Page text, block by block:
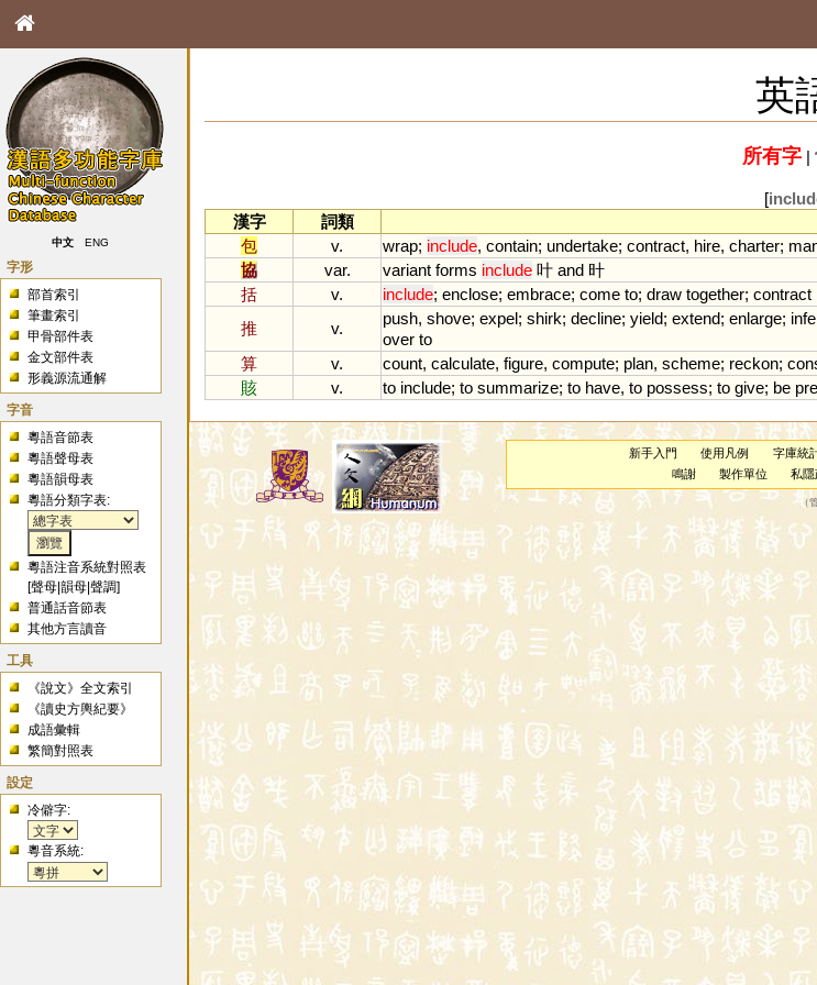
中文 ENG
字形
部首索引
筆畫索引
甲骨部件表
金文部件表
形義源流通解
字音
粵語音節表
粵語聲母表
粵語韻母表
粵語分類字表:
粵語注音系統對照表
[聲母 |韻母 |聲調]
普通話音節表
其他方言讀音
工具
《說文》全文索引
《讀史方輿紀要》
成語彙輯
繁簡對照表
設定
冷僻字:
粵音系統:
英
所有字|
[
漢字
詞類
包
v. wrap; include, contain; undertake; contract, hire, charter;
協
var. variant forms include 叶 and 旪
括
v. include; enclose; embrace; come to; draw together; contract
推
v.
push, shove; expel; shirk; decline; yield; extend; enlarge;
over to
算
v. count, calculate, figure, compute; plan, scheme; reckon;
賅
v. to include; to summarize; to have, to possess; to give; be
新手入門 使用凡例 字庫統
鳴謝
製作單位 私隱
（